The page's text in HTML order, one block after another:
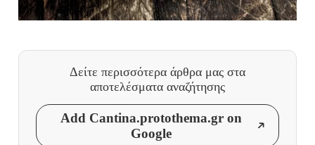
Δείτε περισσότερα άρθρα μας στα
αποτελέσματα αναζήτησης
Add Cantina.protothema.gr on
Google